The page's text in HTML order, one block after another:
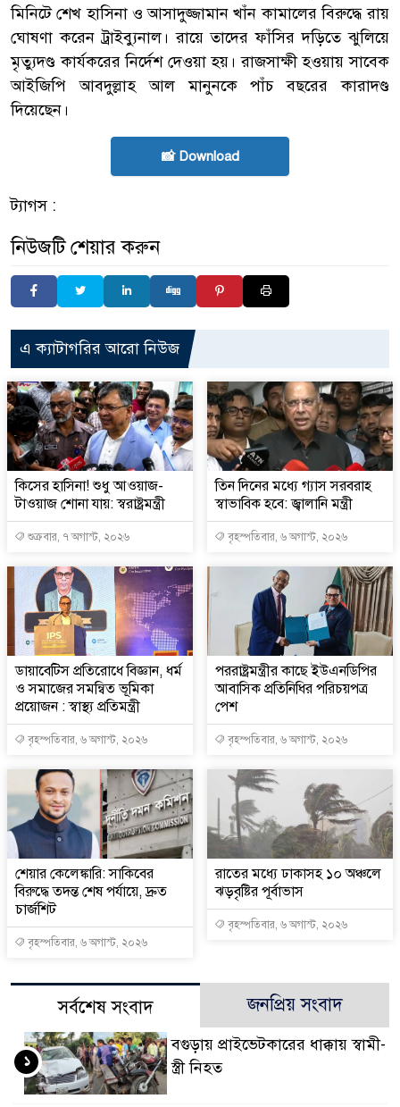
মিনিটে শেখ হাসিনা ও আসাদুজ্জামান খাঁন কামালের বিরুদ্ধে রায়
ঘোষণা করেন ট্রাইব্যুনাল। রায়ে তাদের ফাঁসির দড়িতে ঝুলিয়ে
মৃত্যুদণ্ড কার্যকরের নির্দেশ দেওয়া হয়। রাজসাক্ষী হওয়ায় সাবেক
আইজিপি আবদুল্লাহ আল মানুনকে পাঁচ বছরের কারাদণ্ড
দিয়েছেন।
📸 Download
ট্যাগস :
নিউজটি শেয়ার করুন
এ ক্যাটাগরির আরো নিউজ
কিসের হাসিনা! শুধু আওয়াজ-
টাওয়াজ শোনা যায়: স্বরাষ্ট্রমন্ত্রী
শুক্রবার, ৭ অগাস্ট, ২০২৬
তিন দিনের মধ্যে গ্যাস সরবরাহ
স্বাভাবিক হবে: জ্বালানি মন্ত্রী
বৃহস্পতিবার, ৬ অগাস্ট, ২০২৬
ডায়াবেটিস প্রতিরোধে বিজ্ঞান, ধর্ম
ও সমাজের সমন্বিত ভূমিকা
প্রয়োজন : স্বাস্থ্য প্রতিমন্ত্রী
বৃহস্পতিবার, ৬ অগাস্ট, ২০২৬
পররাষ্ট্রমন্ত্রীর কা‌ছে ইউএনডিপির
আবাসিক প্রতিনিধির পরিচয়পত্র
পেশ
বৃহস্পতিবার, ৬ অগাস্ট, ২০২৬
শেয়ার কেলেঙ্কারি: সাকিবের
বিরুদ্ধে তদন্ত শেষ পর্যায়ে, দ্রুত
চার্জশিট
বৃহস্পতিবার, ৬ অগাস্ট, ২০২৬
রাতের মধ্যে ঢাকাসহ ১০ অঞ্চলে
ঝড়বৃষ্টির পূর্বাভাস
বৃহস্পতিবার, ৬ অগাস্ট, ২০২৬
সর্বশেষ সংবাদ জনপ্রিয় সংবাদ
বগুড়ায় প্রাইভেটকারের ধাক্কায় স্বামী-
স্ত্রী নিহত
১